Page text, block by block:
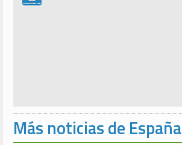
Más noticias de España